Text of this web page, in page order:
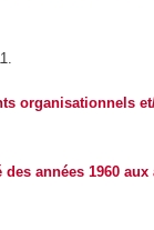
organisationnels
années 1960 aux